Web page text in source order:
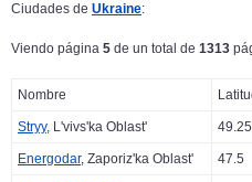
Ciudades de Ukraine:
Viendo página 5 de un total de 1313
Nombre
Stryy, L'vivs'ka Oblast' 49.25
Energodar, Zaporiz'ka Oblast' 47.5